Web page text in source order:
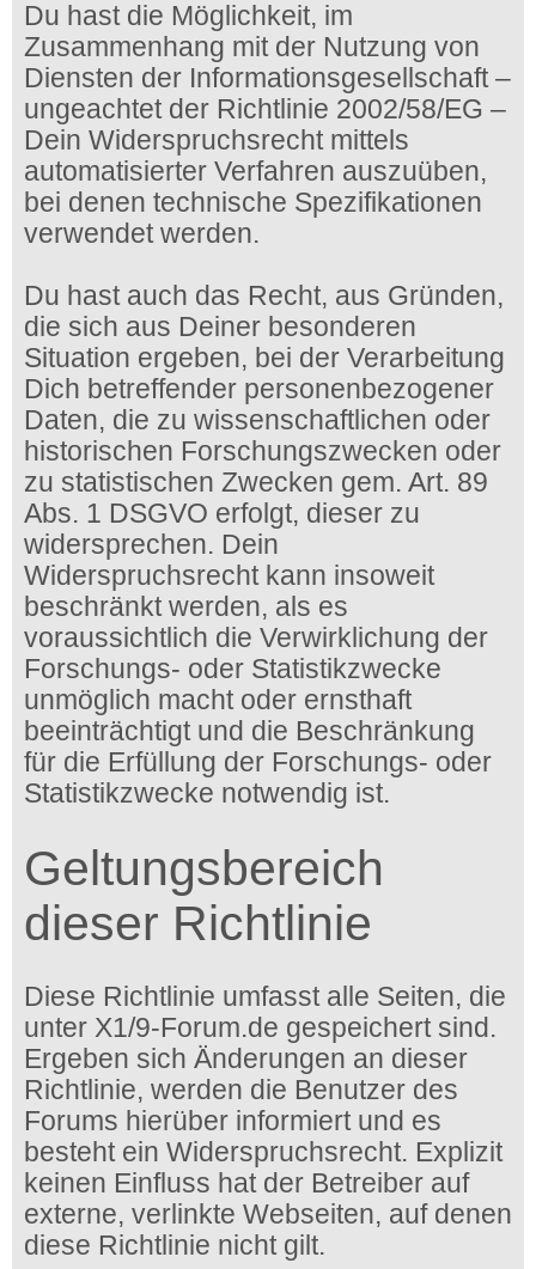
Du hast die Möglichkeit, im
Zusammenhang mit der Nutzung von
Diensten der Informationsgesellschaft –
ungeachtet der Richtlinie 2002/58/EG –
Dein Widerspruchsrecht mittels
automatisierter Verfahren auszuüben,
bei denen technische Spezifikationen
verwendet werden.
Du hast auch das Recht, aus Gründen,
die sich aus Deiner besonderen
Situation ergeben, bei der Verarbeitung
Dich betreffender personenbezogener
Daten, die zu wissenschaftlichen oder
historischen Forschungszwecken oder
zu statistischen Zwecken gem. Art. 89
Abs. 1 DSGVO erfolgt, dieser zu
widersprechen. Dein
Widerspruchsrecht kann insoweit
beschränkt werden, als es
voraussichtlich die Verwirklichung der
Forschungs- oder Statistikzwecke
unmöglich macht oder ernsthaft
beeinträchtigt und die Beschränkung
für die Erfüllung der Forschungs- oder
Statistikzwecke notwendig ist.
Geltungsbereich
dieser Richtlinie
Diese Richtlinie umfasst alle Seiten, die
unter X1/9-Forum.de gespeichert sind.
Ergeben sich Änderungen an dieser
Richtlinie, werden die Benutzer des
Forums hierüber informiert und es
besteht ein Widerspruchsrecht. Explizit
keinen Einfluss hat der Betreiber auf
externe, verlinkte Webseiten, auf denen
diese Richtlinie nicht gilt.